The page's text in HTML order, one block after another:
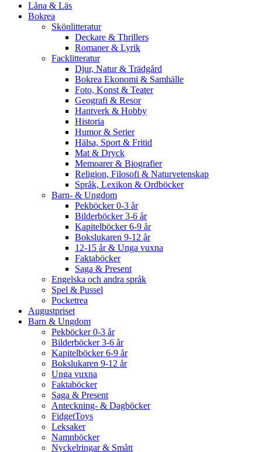
Låna & Läs
Bokrea
Skönlitteratur
Deckare & Thrillers
Romaner & Lyrik
Facklitteratur
Djur, Natur & Trädgård
Bokrea Ekonomi & Samhälle
Foto, Konst & Teater
Geografi & Resor
Hantverk & Hobby
Historia
Humor & Serier
Hälsa, Sport & Fritid
Mat & Dryck
Memoarer & Biografier
Religion, Filosofi & Naturvetenskap
Språk, Lexikon & Ordböcker
Barn- & Ungdom
Pekböcker 0-3 år
Bilderböcker 3-6 år
Kapitelböcker 6-9 år
Bokslukaren 9-12 år
12-15 år & Unga vuxna
Faktaböcker
Saga & Present
Engelska och andra språk
Spel & Pussel
Pocketrea
Augustpriset
Barn & Ungdom
Pekböcker 0-3 år
Bilderböcker 3-6 år
Kapitelböcker 6-9 år
Bokslukaren 9-12 år
Unga vuxna
Faktaböcker
Saga & Present
Anteckning- & Dagböcker
FidgetToys
Leksaker
Namnböcker
Nyckelringar & Smått